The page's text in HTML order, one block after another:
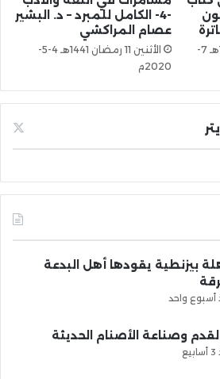
الخميس 10 ربيع الأول 1441هـ 7-
-4- الكامل للمبرد – د. البشير
عصام المراكشي
الأثنين 11 رمضان 1441هـ 4-5-
2020م
بيزنطية يقودها أهل البدعة
أسبوع واحد
وصناعة الأصنام الحديثة